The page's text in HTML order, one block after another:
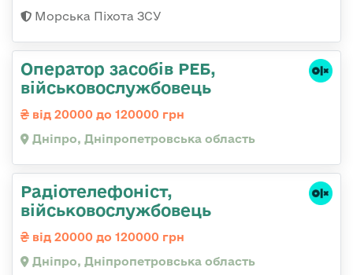
Морська Піхота ЗСУ
Оператор засобів РЕБ,
військовослужбовець
від 20000 до 120000 грн
Дніпро, Дніпропетровська область
Радіотелефоніст,
військовослужбовець
від 20000 до 120000 грн
Дніпро, Дніпропетровська область